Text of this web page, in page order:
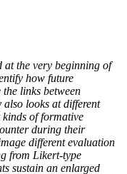
at the very beginning of
how future
links between
also looks at different
kinds of formative
during their
different evaluation
from Likert-type
sustain an enlarged